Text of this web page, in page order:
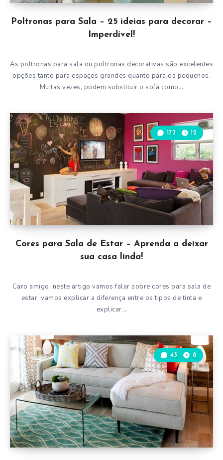
Poltronas para Sala – 25 ideias para decorar –
Imperdível!
As poltronas para sala ou poltronas decorativas são excelentes
opções tanto para espaços grandes quanto para os pequenos.
Muitas vezes, podem substituir o sofá como…
Cores para Sala de Estar – Aprenda a deixar
sua casa linda!
173 12
Caro amigo, neste artigo vamos falar sobre cores para sala de
estar, vamos explicar a diferença entre os tipos de tinta e
explicar…
43 8